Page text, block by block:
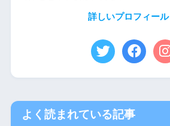
詳しいプロフィール
よく読まれている記事